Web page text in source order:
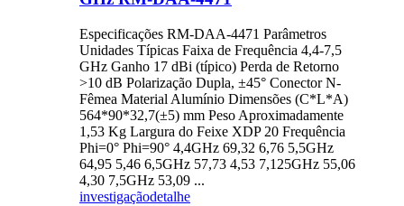
Especificações RM-DAA-4471 Parâmetros
Unidades Típicas Faixa de Frequência 4,4-7,5
GHz Ganho 17 dBi (típico) Perda de Retorno
>10 dB Polarização Dupla, ±45° Conector N-
Fêmea Material Alumínio Dimensões (C*L*A)
564*90*32,7(±5) mm Peso Aproximadamente
1,53 Kg Largura do Feixe XDP 20 Frequência
Phi=0° Phi=90° 4,4GHz 69,32 6,76 5,5GHz
64,95 5,46 6,5GHz 57,73 4,53 7,125GHz 55,06
4,30 7,5GHz 53,09 ...
investigaçãodetalhe